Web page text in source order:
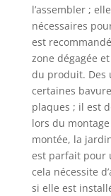
l’assembler ;
nécessaires
est
zone dégagée
du produit. Des
certaines
plaques ; il est
lors du
montée, la
est parfait pour
cela nécessite
si elle est